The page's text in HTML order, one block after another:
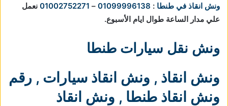
ونش انقاذ في طنطا :
01099996138
–
01002752271 نعمل
علي مدار الساعة طوال ايام الأسبوع.
ونش نقل سيارات طنطا
ونش انقاذ , ونش انقاذ سيارات , رقم
ونش انقاذ طنطا , ونش انقاذ